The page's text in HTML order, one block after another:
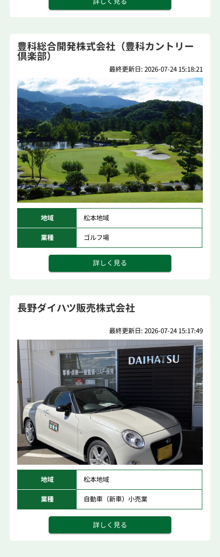
豊科総合開発株式会社（豊科カントリー
倶楽部）
最終更新日: 2026-07-24 15:18:21
地域 松本地域
業種 ゴルフ場
詳しく見る
長野ダイハツ販売株式会社
最終更新日: 2026-07-24 15:17:49
地域 松本地域
業種 自動車（新車）小売業
詳しく見る